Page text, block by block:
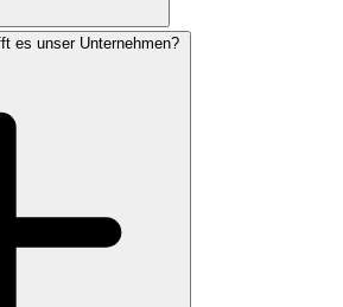
es unser Unternehmen?